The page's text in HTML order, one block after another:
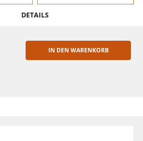
DETAILS
ERHÖHEN
IN DEN WARENKORB